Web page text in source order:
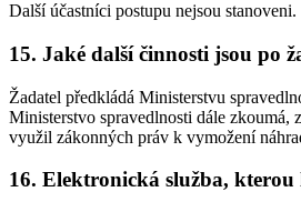
Další účastníci postupu nejsou stanoveni.
15. Jaké další činnosti jsou po
Žadatel předkládá Ministerstvu
Ministerstvo spravedlnosti dále zkoumá,
využil zákonných práv k vymožení
16. Elektronická služba, kterou